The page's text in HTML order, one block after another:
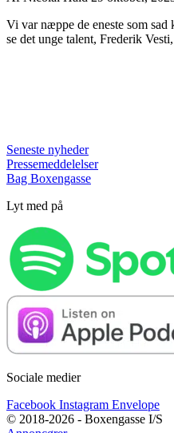
Vi var næppe de eneste som
se det unge talent, Frederik
Seneste nyheder
Pressemeddelelser
Bag Boxengasse
Lyt med på
Sociale medier
Facebook Instagram Envelope
© 2018-2026 - Boxengasse I/S